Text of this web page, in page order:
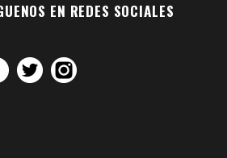
EN REDES SOCIALES